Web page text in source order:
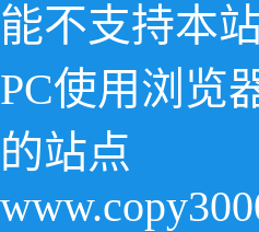
能不支持本
PC使用浏览
的站点